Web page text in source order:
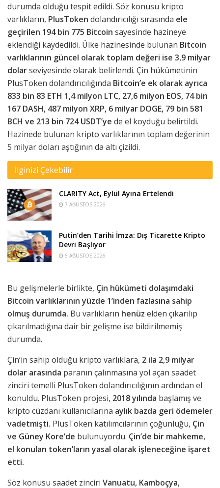
durumda olduğu tespit edildi. Söz konusu kripto
varlıkların, PlusToken dolandırıcılığı sırasında ele
geçirilen 194 bin 775 Bitcoin sayesinde hazineye
eklendiği kaydedildi. Ülke hazinesinde bulunan Bitcoin
varlıklarının güncel olarak toplam değeri ise 3,9 milyar
dolarseviyesinde olarak belirlendi. Çin hükümetinin
PlusToken dolandırıcılığında Bitcoin’e ek olarak ayrıca
833 bin 83 ETH 1,4 milyon LTC, 27,6 milyon EOS, 74 bin
167 DASH, 487 milyon XRP, 6 milyar DOGE, 79 bin 581
BCH ve 213 bin 724 USDT’ye de el koyduğu belirtildi.
Hazinede bulunan kripto varlıklarının toplam değerinin
5 milyar doları aştığının da altı çizildi.
İlginizi Çekebilir
CLARITY Act, Eylül Ayına Ertelendi
7 AĞUSTOS 2026
Putin’den Tarihi İmza: Dış Ticarette Kripto
Devri Başlıyor
6 AĞUSTOS 2026
Bu gelişmelerle birlikte, Çin hükümeti dolaşımdaki
Bitcoin varlıklarının yüzde 1’inden fazlasına sahip
olmuş durumda. Bu varlıkların henüz elden çıkarılıp
çıkarılmadığına dair bir gelişme ise bildirilmemiş
durumda.
Çin’in sahip olduğu kripto varlıklara, 2 ila 2,9 milyar
dolar arasında paranın çalınmasına yol açan saadet
zinciri temelli PlusToken dolandırıcılığının ardından el
konuldu. PlusToken projesi, 2018 yılında başlamış ve
kripto cüzdanı kullanıcılarına aylık bazda geri ödemeler
vadetmişti. PlusToken katılımcılarının çoğunluğu, Çin
ve Güney Kore’de bulunuyordu. Çin’de bir mahkeme,
el konulan token’ların yasal olarak işleneceğine işaret
etti.
Söz konusu saadet zinciri Vanuatu, Kamboçya,